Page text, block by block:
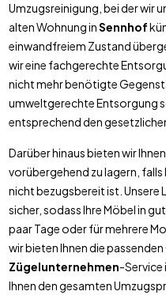
Umzugsreinigung, bei der wir
alten Wohnung inSennhof
einwandfreiem Zustand
wir eine fachgerechte
nicht mehr benötigte
umweltgerechte Entsorgung
entsprechend den
Darüber hinaus bieten wir
vorübergehend zu lagern, falls
nicht bezugsbereit ist. Unsere
sicher, sodass Ihre Möbel in
paar Tage oder für mehrere
wir bieten Ihnen die
Zügelunternehmen-Service
Ihnen den gesamten